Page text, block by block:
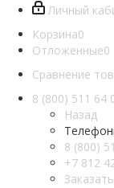
Личный
Корзина0
Отложенные0
Сравнение
8 (800) 511 64
Назад
8 (800)
+7 812